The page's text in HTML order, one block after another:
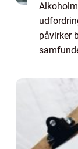
påvirker
kan